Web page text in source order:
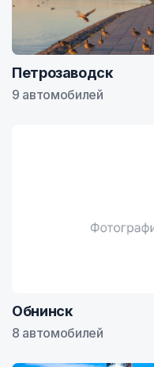
Петрозаводск
9 автомобилей
Обнинск
8 автомобилей